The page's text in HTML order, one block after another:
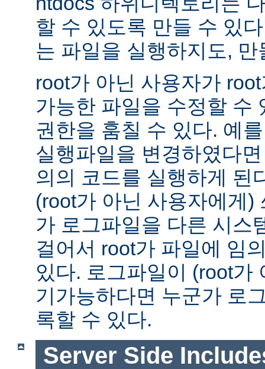
할 수 있도록 만들 수 있
는 파일을 실행하지도,
root가 아닌 사용자가
가능한 파일을 수정할 수
권한을 훔칠 수 있다. 예
실행파일을 변경하였다
의의 코드를 실행하게 된
(root가 아닌 사용자에게)
가 로그파일을 다른 시스
걸어서 root가 파일에 임
있다. 로그파일이 (root가
기가능하다면 누군가 로
록할 수 있다.
Server Side